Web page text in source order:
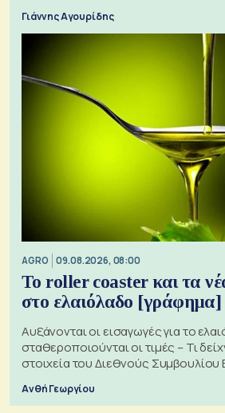
Γιάννης Αγουρίδης
AGRO 09.08.2026, 08:00
Το roller coaster και τα
στο ελαιόλαδο [γράφημα]
Αυξάνονται οι εισαγωγές για το
σταθεροποιούνται οι τιμές – Τι
στοιχεία του Διεθνούς Συμβουλίου
Ανθή Γεωργίου